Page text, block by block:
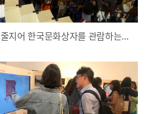
줄지어 한국문화상자를 관람하는...